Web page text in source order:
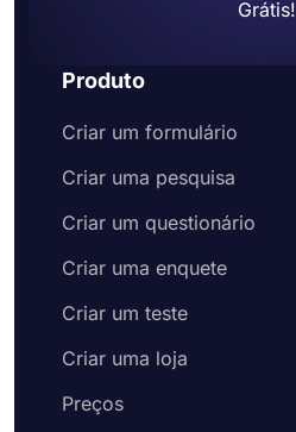
Grátis!
Produto
Criar um formulário
Criar uma pesquisa
Criar um questionário
Criar uma enquete
Criar um teste
Criar uma loja
Preços